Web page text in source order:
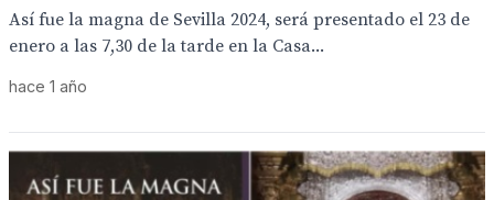
Así fue la magna de Sevilla 2024, será presentado el 23 de
enero a las 7,30 de la tarde en la Casa...
hace 1 año